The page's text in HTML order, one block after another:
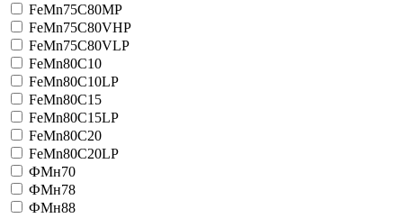
FeMn75C80MP
FeMn75C80VHP
FeMn75C80VLP
FeMn80C10
FeMn80C10LP
FeMn80C15
FeMn80C15LP
FeMn80C20
FeMn80C20LP
ФМн70
ФМн78
ФМн88